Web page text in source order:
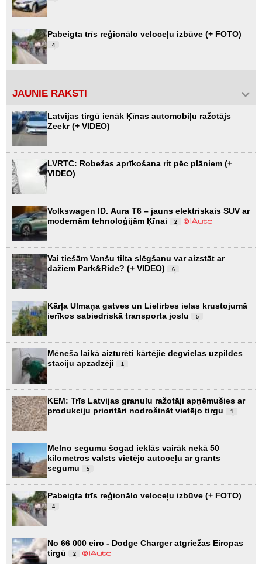
Pabeigta trīs reģionālo veloceļu izbūve (+ FOTO)
4
JAUNIE RAKSTI
Latvijas tirgū ienāk Ķīnas automobiļu ražotājs
Zeekr (+ VIDEO)
LVRTC: Robežas aprīkošana rit pēc plāniem (+
VIDEO)
Volkswagen ID. Aura T6 – jauns elektriskais SUV ar
modernām tehnoloģijām Ķīnai
2
Vai tiešām Vanšu tilta slēgšanu var aizstāt ar
dažiem Park&Ride? (+ VIDEO)
6
Kārļa Ulmaņa gatves un Lielirbes ielas krustojumā
ierīkos sabiedriskā transporta joslu
5
Mēneša laikā aizturēti kārtējie degvielas uzpildes
staciju apzadzēji
1
KEM: Trīs Latvijas granulu ražotāji apņēmušies ar
produkciju prioritāri nodrošināt vietējo tirgu
1
Melno segumu šogad ieklās vairāk nekā 50
kilometros valsts vietējo autoceļu ar grants
segumu
5
Pabeigta trīs reģionālo veloceļu izbūve (+ FOTO)
4
No 66 000 eiro - Dodge Charger atgriežas Eiropas
tirgū
2